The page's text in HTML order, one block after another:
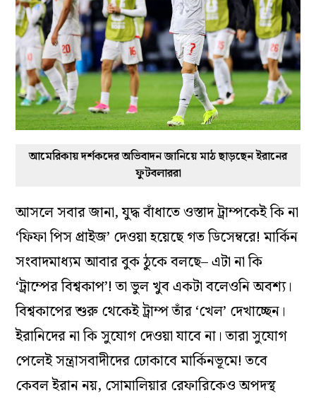
আমেরিকায় দর্শকদের অভিবাদন জানিয়ে মাঠ ছাড়ছেন ইরানের
ফুটবলাররা
আসলে সবার জানা, যুদ্ধ বাঁধাতে ওস্তাদ ট্রাম্পকেই কি না
‘ফিফা পিস প্রাইজ’ দেওয়া হয়েছে গত ডিসেম্বরে! মার্কিন
সংবাদমাধ্যম আবার বুক ঠুকে বলছে– এটা না কি
‘ট্রাম্পের বিশ্বকাপ’! তা ভুল খুব একটা বলেওনি অবশ্য।
বিশ্বকাপের শুরু থেকেই ট্রাম্প তাঁর ‘খেল’ দেখাচ্ছেন।
ইরানিদের না কি সুযোগ দেওয়া যাবে না। তারা সুযোগ
পেলেই সন্ত্রাসবাদীদের ঢোকাবে মার্কিনভূমে! তবে
কেবল ইরান নয়, সোমালিয়ার রেফারিকেও অপদস্থ